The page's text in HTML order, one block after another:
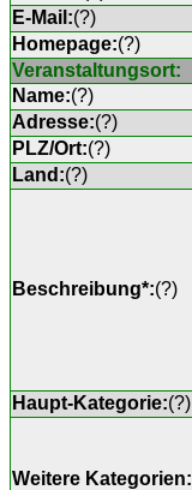
E-Mail:(?)
Homepage:(?)
Veranstaltungsort:
Name:(?)
Adresse:(?)
PLZ/Ort:(?)
Land:(?)
Beschreibung*:(?)
Haupt-Kategorie:(?)
Weitere Kategorien: